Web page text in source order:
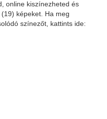
online kiszínezheted és
képeket. Ha meg
színezőt, kattints ide: